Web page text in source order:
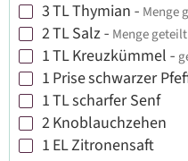
▢
3TLThymian - Menge
▢
2TLSalz - Menge geteilt
▢
1TLKreuzkümmel -
▢
1 Priseschwarzer
▢
1TLscharfer Senf
▢
2Knoblauchzehen
▢
1 ELZitronensaft